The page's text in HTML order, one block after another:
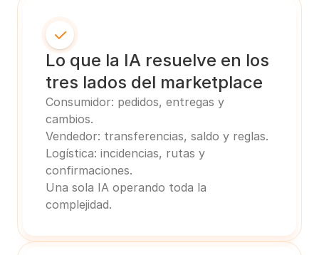
Lo que la IA resuelve en los
tres lados del marketplace
Consumidor: pedidos, entregas y
cambios.
Vendedor: transferencias, saldo y reglas.
Logística: incidencias, rutas y
confirmaciones.
Una sola IA operando toda la
complejidad.